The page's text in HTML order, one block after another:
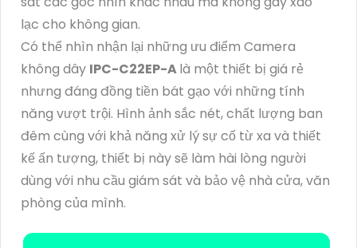
lạc cho không gian.
Có thể nhìn nhận lại những ưu điểm Camera
không dây IPC-C22EP-Alà một thiết bị giá rẻ
nhưng đáng đồng tiền bát gạo với những tính
năng vượt trội. Hình ảnh sắc nét, chất lượng ban
đêm cùng với khả năng xử lý sự cố từ xa và thiết
kế ấn tượng, thiết bị này sẽ làm hài lòng người
dùng với nhu cầu giám sát và bảo vệ nhà cửa, văn
phòng của mình.